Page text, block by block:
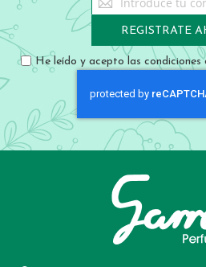
Up
for
Our
Newsletter:
REGISTRATE
He leído y acepto las condiciones